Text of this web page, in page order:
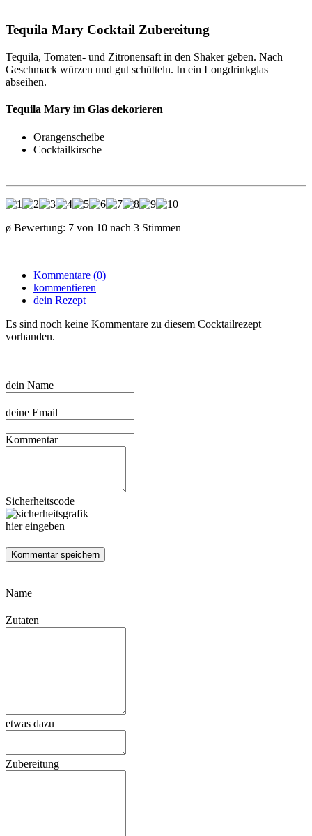
Tequila Mary Cocktail Zubereitung
Tequila, Tomaten- und Zitronensaft in den Shaker geben. Nach
Geschmack würzen und gut schütteln. In ein Longdrinkglas
abseihen.
Tequila Mary im Glas dekorieren
Orangenscheibe
Cocktailkirsche
ø Bewertung: 7 von 10 nach 3 Stimmen
Kommentare (0)
kommentieren
dein Rezept
Es sind noch keine Kommentare zu diesem Cocktailrezept
vorhanden.
dein Name
deine Email
Kommentar
Sicherheitscode
hier eingeben
Name
Zutaten
etwas dazu
Zubereitung